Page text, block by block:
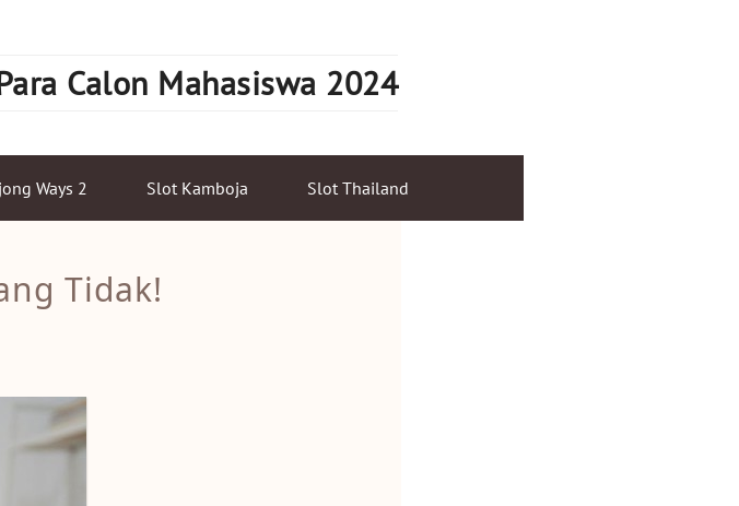
Calon Mahasiswa 2024
Ways 2 Slot Kamboja Slot Thailand
Tidak!